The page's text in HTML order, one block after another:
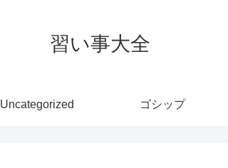
習い事大全
Uncategorized ゴシップ